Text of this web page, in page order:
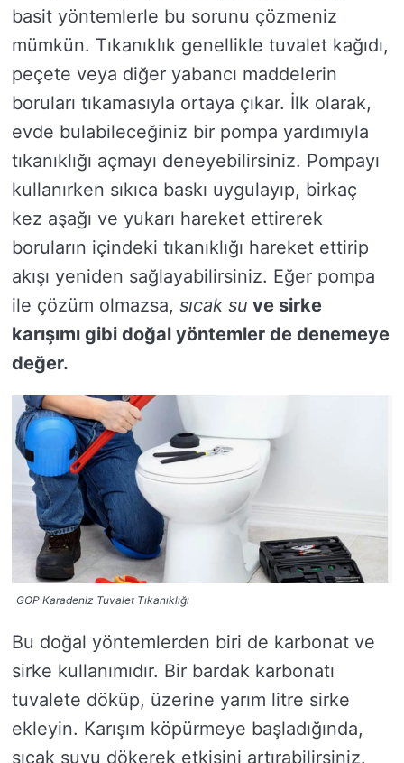
basit yöntemlerle bu sorunu çözmeniz
mümkün. Tıkanıklık genellikle tuvalet kağıdı,
peçete veya diğer yabancı maddelerin
boruları tıkamasıyla ortaya çıkar. İlk olarak,
evde bulabileceğiniz bir pompa yardımıyla
tıkanıklığı açmayı deneyebilirsiniz. Pompayı
kullanırken sıkıca baskı uygulayıp, birkaç
kez aşağı ve yukarı hareket ettirerek
boruların içindeki tıkanıklığı hareket ettirip
akışı yeniden sağlayabilirsiniz. Eğer pompa
ile çözüm olmazsa, sıcak su ve sirke
karışımı gibi doğal yöntemler de denemeye
değer.
GOP Karadeniz Tuvalet Tıkanıklığı
Bu doğal yöntemlerden biri de karbonat ve
sirke kullanımıdır. Bir bardak karbonatı
tuvalete döküp, üzerine yarım litre sirke
ekleyin. Karışım köpürmeye başladığında,
sıcak suyu dökerek etkisini artırabilirsiniz.